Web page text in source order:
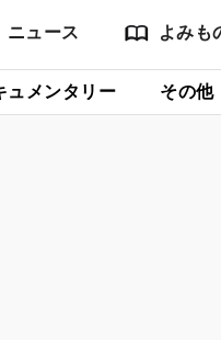
ニュース よみも
ュメンタリー その他